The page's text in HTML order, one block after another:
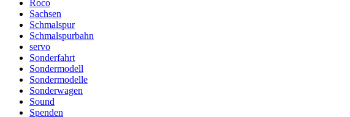
Roco
Sachsen
Schmalspur
Schmalspurbahn
servo
Sonderfahrt
Sondermodell
Sondermodelle
Sonderwagen
Sound
Spenden